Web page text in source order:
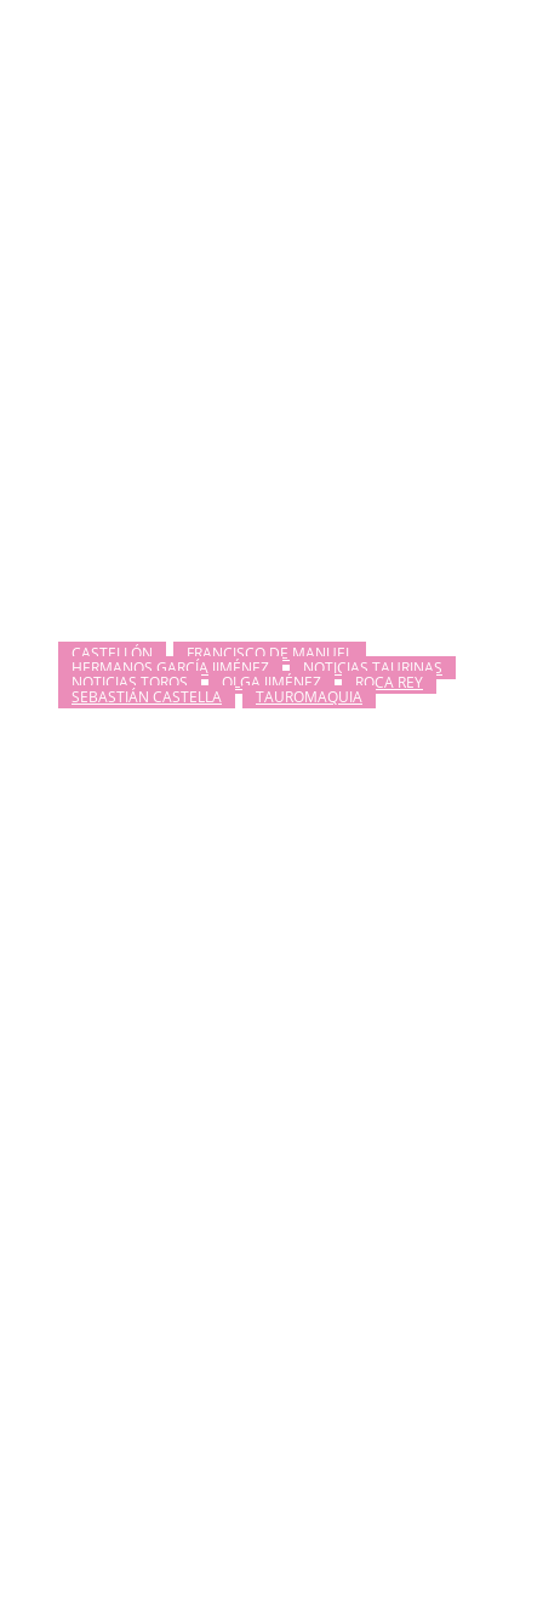
CASTELLÓN FRANCISCO DE MANUEL
HERMANOS GARCÍA JIMÉNEZ NOTICIAS TAURINAS
NOTICIAS TOROS OLGA JIMÉNEZ ROCA REY
SEBASTIÁN CASTELLA TAUROMAQUIA